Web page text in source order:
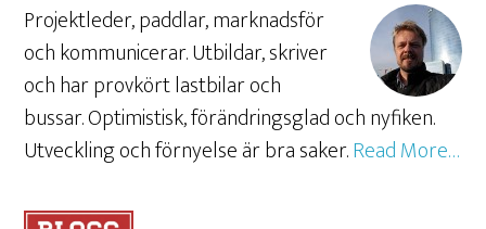
Projektleder, paddlar, marknadsför
och kommunicerar. Utbildar, skriver
och har provkört lastbilar och
bussar. Optimistisk, förändringsglad och nyfiken.
Utveckling och förnyelse är bra saker.Read More…